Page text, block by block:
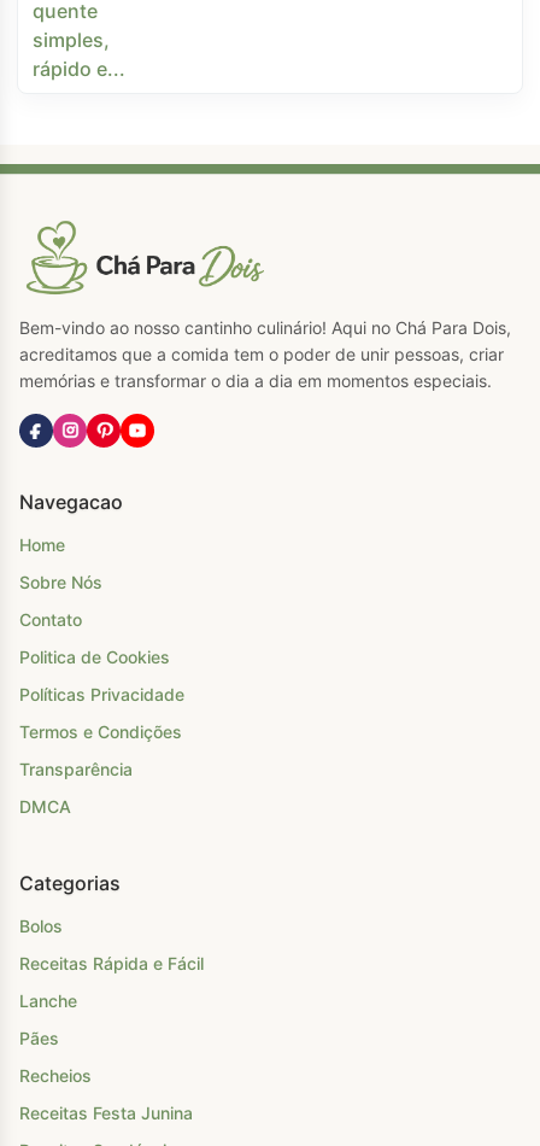
Bem-vindo ao nosso cantinho culinário! Aqui no Chá Para Dois,
acreditamos que a comida tem o poder de unir pessoas, criar
memórias e transformar o dia a dia em momentos especiais.
Navegacao
Home
Sobre Nós
Contato
Politica de Cookies
Políticas Privacidade
Termos e Condições
Transparência
DMCA
Categorias
Bolos
Receitas Rápida e Fácil
Lanche
Pães
Recheios
Receitas Festa Junina